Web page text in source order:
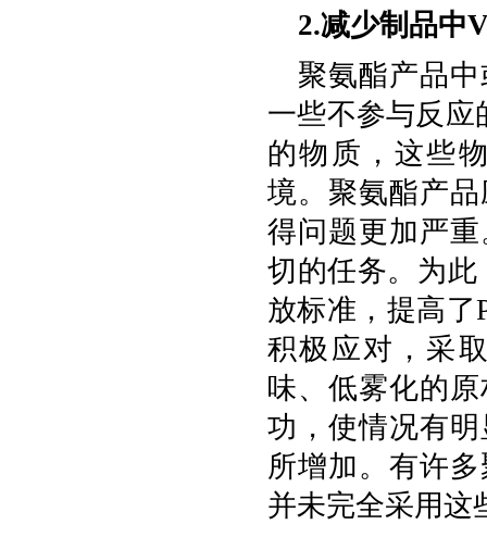
2.减少制品中
聚氨酯产品
一些不参与反应
的物质，这些
境。聚氨酯产
得问题更加严
切的任务。为
放标准，提高了
积极应对，采
味、低雾化的
功，使情况有
所增加。有许
并未完全采用这